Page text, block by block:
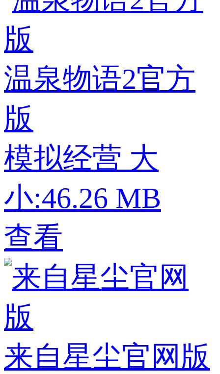
温泉物语2官方
版
模拟经营 大
小:46.26 MB
查看
来自星尘官网版